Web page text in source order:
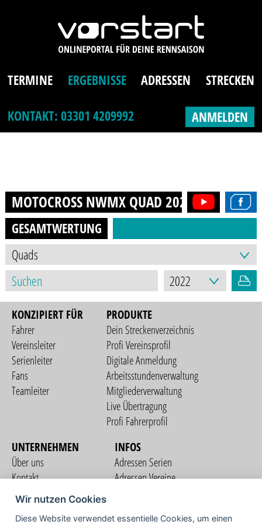
TERMINE ERGEBNISSE ADRESSEN
STRECKEN
KONTAKT: 03301 4209992
ANMELDEN
MOTOCROSS NWMX QUAD 2022
GESAMTWERTUNG
KONZIPIERT FÜR
Fahrer
Vereinsleiter
Serienleiter
Fans
Teamleiter
PRODUKTE
Dein Streckenverzeichnis
Profi Vereinsprofil
Digitale Anmeldung
Arbeitsstundenverwaltung
Mitgliederverwaltung
Live Übertragung
Profi Fahrerprofil
UNTERNEHMEN
Über uns
Kontakt
Nutzungsbedingungen
Datenschutzerklärung
INFOS
Adressen Serien
Adressen Vereine
Wir nutzen Cookies
Diese Website verwendet essentielle Cookies, um einen